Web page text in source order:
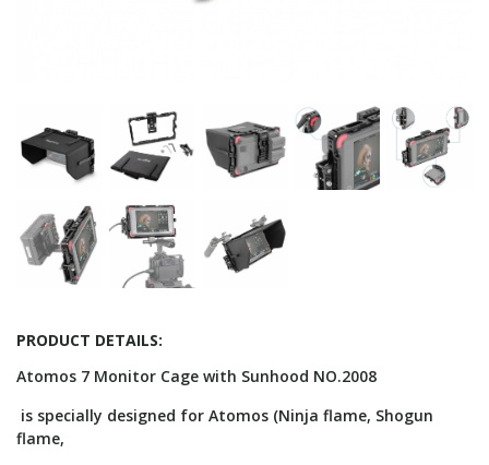
PRODUCT DETAILS:
Atomos 7 Monitor Cage with Sunhood NO.2008
is specially designed for Atomos (Ninja flame, Shogun
flame,